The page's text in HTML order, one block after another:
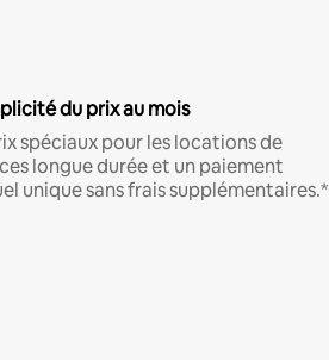
du prix au mois
spéciaux pour les locations de
longue durée et un paiement
unique sans frais supplémentaires.*